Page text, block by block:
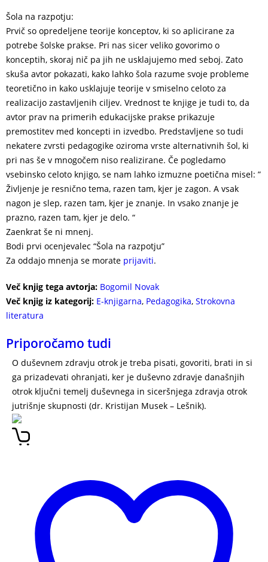
Šola na razpotju:
Prvič so opredeljene teorije konceptov, ki so aplicirane za
potrebe šolske prakse. Pri nas sicer veliko govorimo o
konceptih, skoraj nič pa jih ne usklajujemo med seboj. Zato
skuša avtor pokazati, kako lahko šola razume svoje probleme
teoretično in kako usklajuje teorije v smiselno celoto za
realizacijo zastavljenih ciljev. Vrednost te knjige je tudi to, da
avtor prav na primerih edukacijske prakse prikazuje
premostitev med koncepti in izvedbo. Predstavljene so tudi
nekatere zvrsti pedagogike oziroma vrste alternativnih šol, ki
pri nas še v mnogočem niso realizirane. Če pogledamo
vsebinsko celoto knjigo, se nam lahko izmuzne poetična misel: ”
Življenje je resnično tema, razen tam, kjer je zagon. A vsak
nagon je slep, razen tam, kjer je znanje. In vsako znanje je
prazno, razen tam, kjer je delo. “
Zaenkrat še ni mnenj.
Bodi prvi ocenjevalec “Šola na razpotju”
Za oddajo mnenja se morate prijaviti.
Več knjig tega avtorja: Bogomil Novak
Več knjig iz kategorij: E-knjigarna, Pedagogika, Strokovna
literatura
Priporočamo tudi
O duševnem zdravju otrok je treba pisati, govoriti, brati in si
ga prizadevati ohranjati, ker je duševno zdravje današnjih
otrok ključni temelj duševnega in siceršnjega zdravja otrok
jutrišnje skupnosti (dr. Kristijan Musek – Lešnik).